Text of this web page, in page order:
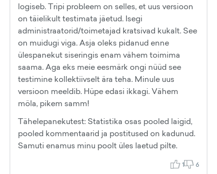
logiseb. Tripi probleem on selles, et uus versioon
on täielikult testimata jäetud. Isegi
administraatorid/toimetajad kratsivad kukalt. See
on muidugi viga. Asja oleks pidanud enne
ülespanekut siseringis enam vähem toimima
saama. Aga eks meie eesmärk ongi nüüd see
testimine kollektiivselt ära teha. Minule uus
versioon meeldib. Hüpe edasi ikkagi. Vähem
möla, pikem samm!
Tähelepanekutest: Statistika osas pooled laigid,
pooled kommentaarid ja postitused on kadunud.
Samuti enamus minu poolt üles laetud pilte.
1 6